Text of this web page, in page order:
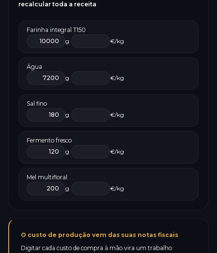
recalcular toda a receita
Farinha integral T150
g
€/kg
Água
g
€/kg
Sal fino
g
€/kg
Fermento fresco
g
€/kg
Mel multifloral
g
€/kg
O custo de produção vem das suas notas fiscais
Digitar cada custo de compra à mão vira um trabalho